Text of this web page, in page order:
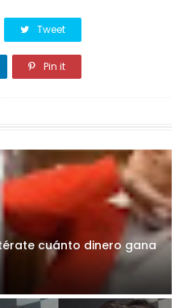
Tweet
Pin it
cuánto dinero gana